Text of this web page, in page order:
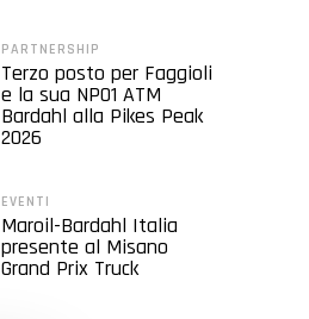
PARTNERSHIP
Terzo posto per Faggioli
e la sua NP01 ATM
Bardahl alla Pikes Peak
2026
EVENTI
Maroil-Bardahl Italia
presente al Misano
Grand Prix Truck